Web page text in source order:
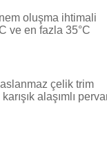
oluşma ihtimali
ve en fazla 35°C
çelik trim
alaşımlı